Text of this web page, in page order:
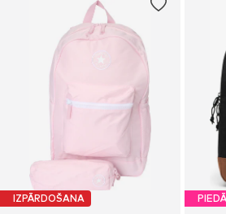
IZPĀRDOŠANA